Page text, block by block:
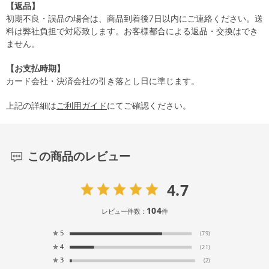
【返品】
初期不良・誤品の場合は、商品到着後7日以内にご連絡ください。送
料は弊社負担で対応致します。お客様都合による返品・交換はでき
ません。
【お支払時期】
カード会社・決済会社の引き落とし日に準じます。
上記の詳細はご利用ガイドにてご確認ください。
この商品のレビュー
4.7
レビュー件数： 104件
★ 5 (79)
★ 4 (21)
★ 3 (2)